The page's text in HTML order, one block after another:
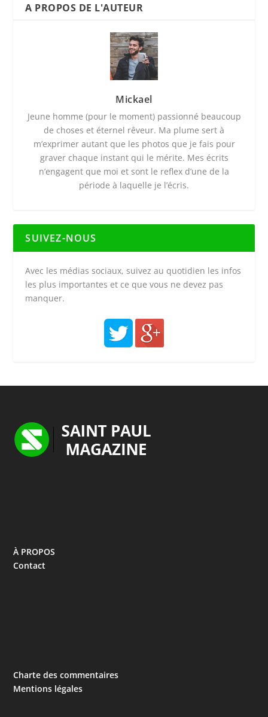
A PROPOS DE L'AUTEUR
Mickael
Jeune homme (pour le moment) passionné beaucoup
de choses et éternel rêveur. Ma plume sert à
m’exprimer autant que les photos que je fais pour
graver chaque instant qui le mérite. Mes écrits
n’engagent que moi et sont le reflex d’une de la
période à laquelle je l’écris.
SUIVEZ-NOUS
Avec les médias sociaux, suivez au quotidien les infos
les plus importantes et ce que vous ne devez pas
manquer.
À PROPOS
Contact
Charte des commentaires
Mentions légales